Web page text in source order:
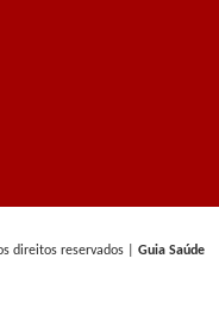
direitos reservados | Guia Saúde